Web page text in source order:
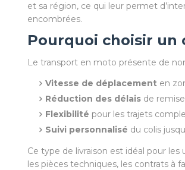
et sa région, ce qui leur permet
encombrées.
Pourquoi choisir un
Le transport en moto présente de
Vitesse de déplacement en
Réduction des délais de
Flexibilité pour les trajets
Suivi personnalisé du colis
Ce type de livraison est idéal pour
les pièces techniques, les contrats à